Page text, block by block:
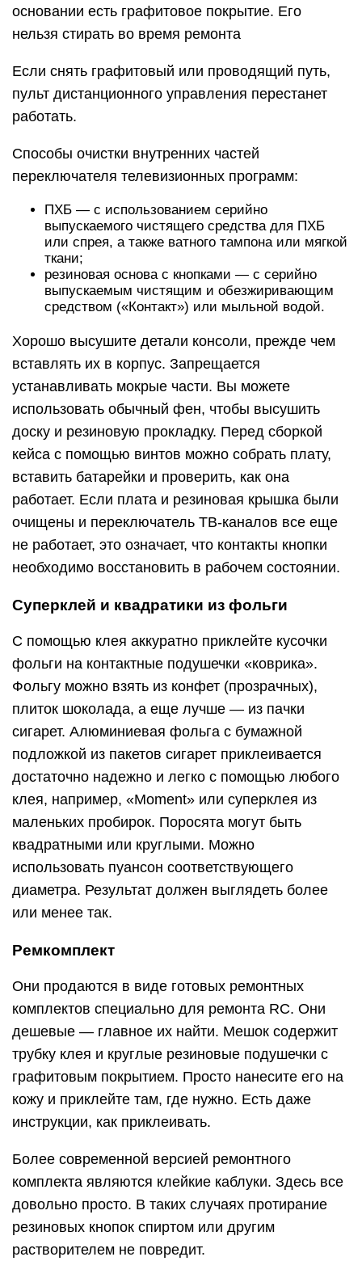
основании есть графитовое покрытие. Его
нельзя стирать во время ремонта
Если снять графитовый или проводящий путь,
пульт дистанционного управления перестанет
работать.
Способы очистки внутренних частей
переключателя телевизионных программ:
ПХБ — с использованием серийно
выпускаемого чистящего средства для ПХБ
или спрея, а также ватного тампона или мягкой
ткани;
резиновая основа с кнопками — с серийно
выпускаемым чистящим и обезжиривающим
средством («Контакт») или мыльной водой.
Хорошо высушите детали консоли, прежде чем
вставлять их в корпус. Запрещается
устанавливать мокрые части. Вы можете
использовать обычный фен, чтобы высушить
доску и резиновую прокладку. Перед сборкой
кейса с помощью винтов можно собрать плату,
вставить батарейки и проверить, как она
работает. Если плата и резиновая крышка были
очищены и переключатель ТВ-каналов все еще
не работает, это означает, что контакты кнопки
необходимо восстановить в рабочем состоянии.
Суперклей и квадратики из фольги
С помощью клея аккуратно приклейте кусочки
фольги на контактные подушечки «коврика».
Фольгу можно взять из конфет (прозрачных),
плиток шоколада, а еще лучше — из пачки
сигарет. Алюминиевая фольга с бумажной
подложкой из пакетов сигарет приклеивается
достаточно надежно и легко с помощью любого
клея, например, «Moment» или суперклея из
маленьких пробирок. Поросята могут быть
квадратными или круглыми. Можно
использовать пуансон соответствующего
диаметра. Результат должен выглядеть более
или менее так.
Ремкомплект
Они продаются в виде готовых ремонтных
комплектов специально для ремонта RC. Они
дешевые — главное их найти. Мешок содержит
трубку клея и круглые резиновые подушечки с
графитовым покрытием. Просто нанесите его на
кожу и приклейте там, где нужно. Есть даже
инструкции, как приклеивать.
Более современной версией ремонтного
комплекта являются клейкие каблуки. Здесь все
довольно просто. В таких случаях протирание
резиновых кнопок спиртом или другим
растворителем не повредит.